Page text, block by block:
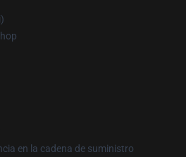
en la cadena de suministro